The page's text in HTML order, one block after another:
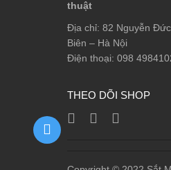
thuật
Địa chỉ: 82 Nguyễn
Biên – Hà Nội
Điện thoại: 098
THEO DÕI SHOP